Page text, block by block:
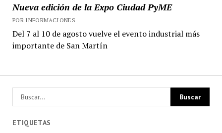
Nueva edición de la Expo Ciudad PyME
POR INFORMACIONES
Del 7 al 10 de agosto vuelve el evento industrial más
importante de San Martín
ETIQUETAS